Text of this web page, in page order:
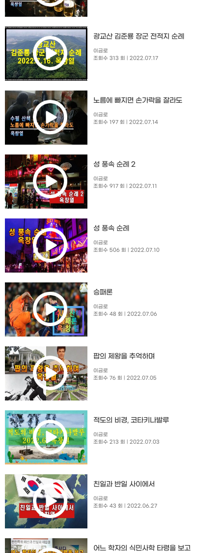
광교산 김준룡 장군 전적지 순례
이금로
조회수 313 회
| 2022.07.17
노름에 빠지면 손가락을 잘라도
이금로
조회수 197 회
| 2022.07.14
성 풍속 순례 2
이금로
조회수 917 회
| 2022.07.11
성 풍속 순례
이금로
조회수 506 회
| 2022.07.10
승패론
이금로
조회수 48 회
| 2022.07.06
팝의 제왕을 추억하며
이금로
조회수 76 회
| 2022.07.05
적도의 비경, 코타키나발루
이금로
조회수 213 회
| 2022.07.03
친일과 반일 사이에서
이금로
조회수 43 회
| 2022.06.27
어느 학자의 식민사학 타령을 보고